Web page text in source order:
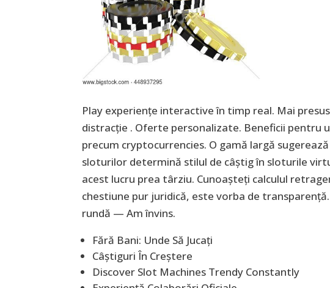
Play experiențe interactive în timp real. Mai
distracție . Oferte personalizate. Beneficii pentru
precum cryptocurrencies. O gamă largă
sloturilor determină stilul de câștig în sloturile
acest lucru prea târziu. Cunoașteți calculul
chestiune pur juridică, este vorba de
rundă — Am învins.
Fără Bani: Unde Să Jucați
Câștiguri În Creștere
Discover Slot Machines Trendy Constantly